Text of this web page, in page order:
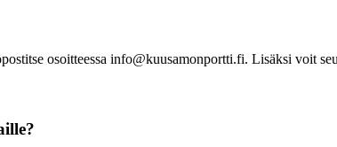
osoitteessa info@kuusamonportti.fi. Lisäksi voit